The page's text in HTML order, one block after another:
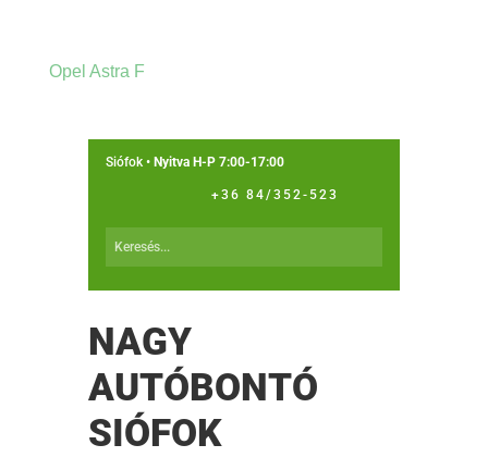
Opel Astra F
Siófok • Nyitva H-P 7:00-17:00
+36 84/352-523
NAGY
AUTÓBONTÓ
SIÓFOK